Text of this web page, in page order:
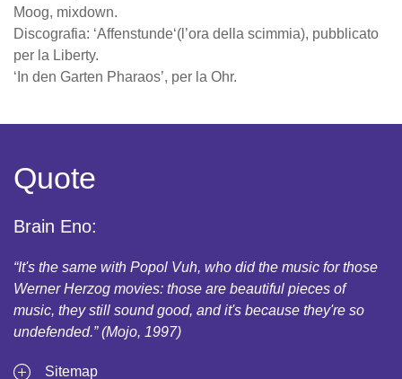
Moog, mixdown.
Discografia: ‘Affenstunde‘(l’ora della scimmia), pubblicato
per la Liberty.
‘In den Garten Pharaos’, per la Ohr.
Quote
Brain Eno:
“It's the same with Popol Vuh, who did the music for those
Werner Herzog movies: those are beautiful pieces of
music, they still sound good, and it's because they're so
undefended.” (Mojo, 1997)
Sitemap